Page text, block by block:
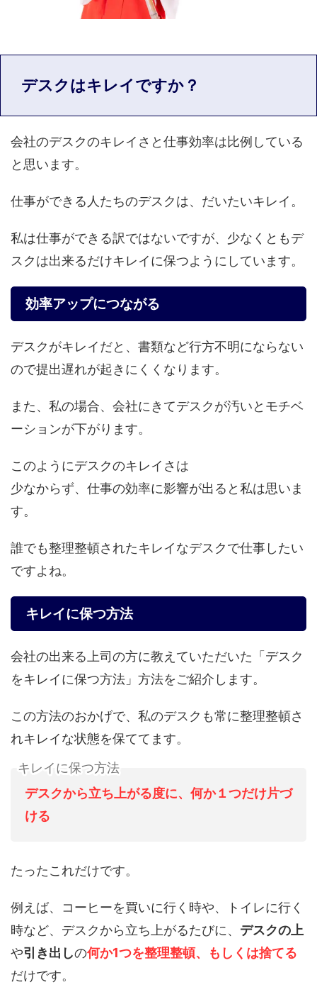
デスクはキレイですか？
会社のデスクのキレイさと仕事効率は比例している
と思います。
仕事ができる人たちのデスクは、だいたいキレイ。
私は仕事ができる訳ではないですが、少なくともデ
スクは出来るだけキレイに保つようにしています。
効率アップにつながる
デスクがキレイだと、書類など行方不明にならない
ので提出遅れが起きにくくなります。
また、私の場合、会社にきてデスクが汚いとモチベ
ーションが下がります。
このようにデスクのキレイさは
少なからず、仕事の効率に影響が出ると私は思いま
す。
誰でも整理整頓されたキレイなデスクで仕事したい
ですよね。
キレイに保つ方法
会社の出来る上司の方に教えていただいた「デスク
をキレイに保つ方法」方法をご紹介します。
この方法のおかげで、私のデスクも常に整理整頓さ
れキレイな状態を保ててます。
キレイに保つ方法
デスクから立ち上がる度に、何か１つだけ片づ
ける
たったこれだけです。
例えば、コーヒーを買いに行く時や、トイレに行く
時など、デスクから立ち上がるたびに、 デスクの上
や引き出しの何か1つを整理整頓、もしくは捨てる
だけです。